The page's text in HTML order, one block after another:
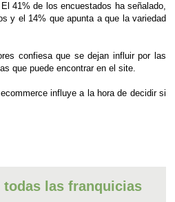
41% de los encuestados ha señalado,
y el 14% que apunta a que la variedad
confiesa que se dejan influir por las
que puede encontrar en el site.
influye a la hora de decidir si
todas las franquicias